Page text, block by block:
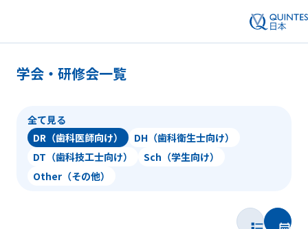
学会・研修会一覧
全て見る
DR（歯科医師向け）
DH（歯科衛生士向け）
DT（歯科技工士向け）
Sch（学生向け）
Other（その他）